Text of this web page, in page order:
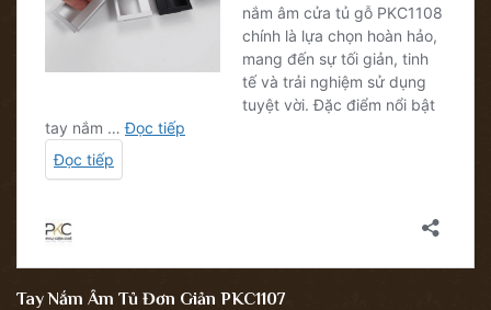
Tay Nắm Âm Tủ Đơn Giản PKC1107